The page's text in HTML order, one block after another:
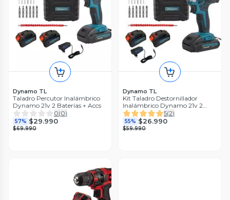
Dynamo TL
Taladro Percutor Inalámbrico
Dynamo 21v 2 Baterías + Accs
0(0)
57% $29.990
$69.990
Dynamo TL
Kit Taladro Destornillador
Inalámbrico Dynamo 21v 2
Baterías
5(2)
55% $26.990
$59.990